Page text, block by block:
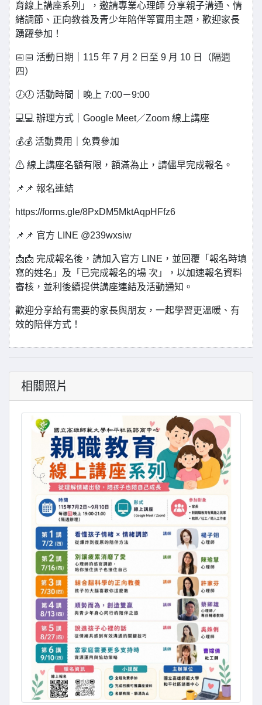
育線上講座系列」，邀請專業心理師 分享親子溝通、情
緒調節、正向教養及青少年陪伴等實用主題，歡迎家長
踴躍參加！
📅📅 活動日期｜115 年 7 月 2 日至 9 月 10 日（隔週
四）
🕖🕖 活動時間｜晚上 7:00－9:00
💻💻 辦理方式｜Google Meet／Zoom 線上講座
💰💰 活動費用｜免費參加
⚠ 線上講座名額有限，額滿為止，請儘早完成報名。
📌📌 報名連結
https://forms.gle/8PxDM5MktAqpHFfz6
📌📌 官方 LINE @239wxsiw
📩📩 完成報名後，請加入官方 LINE，並回覆「報名時填
寫的姓名」及「已完成報名的場 次」，以加速報名資料
審核，並利後續提供講座連結及活動通知。
歡迎分享給有需要的家長與朋友，一起學習更溫暖、有
效的陪伴方式！
相關照片